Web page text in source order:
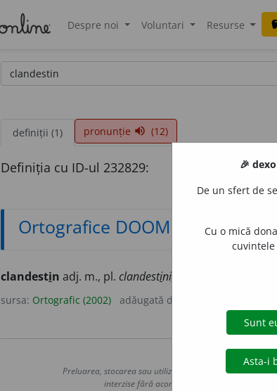
Despre noi Voluntari Resurse
definiții (1) pronunție volume_up (12)
Definiția cu ID-ul 232829:
Ortografice DOOM
clandestin adj. m., pl. clandestini;
sursa: Ortografic (2002) adăugată de
Copyright ©
Preluarea, stocarea sau utilizarea datelor de pe acest
interzise fără acordul nostru prealabil scris,
🎉
De un sfert de
Cu o mică